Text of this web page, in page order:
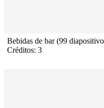
Bebidas de bar (99
Créditos: 3